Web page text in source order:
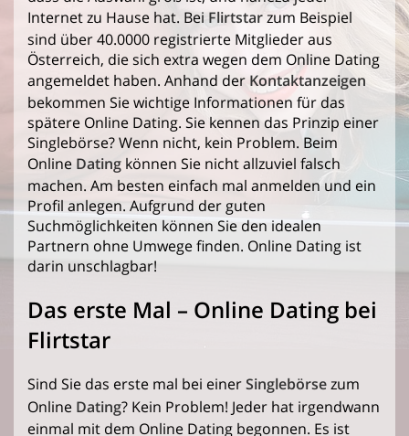
Internet zu Hause hat. BeiFlirtstarzum Beispiel
sind über 40.0000 registrierte Mitglieder aus
Österreich, die sich extra wegen dem Online Dating
angemeldet haben. Anhand der Kontaktanzeigen
bekommen Sie wichtige Informationen für das
spätere Online Dating. Sie kennen das Prinzip einer
Singlebörse? Wenn nicht, kein Problem. Beim
Online Dating können Sie nicht allzuviel falsch
machen. Am besten einfach mal anmelden und ein
Profil anlegen. Aufgrund der guten
Suchmöglichkeiten können Sie den idealen
Partnern ohne Umwege finden. Online Dating ist
darin unschlagbar!
Das erste Mal – Online Dating bei
Flirtstar
Sind Sie das erste mal bei einerSinglebörsezum
Online Dating? Kein Problem! Jeder hat irgendwann
einmal mit dem Online Dating begonnen. Es ist